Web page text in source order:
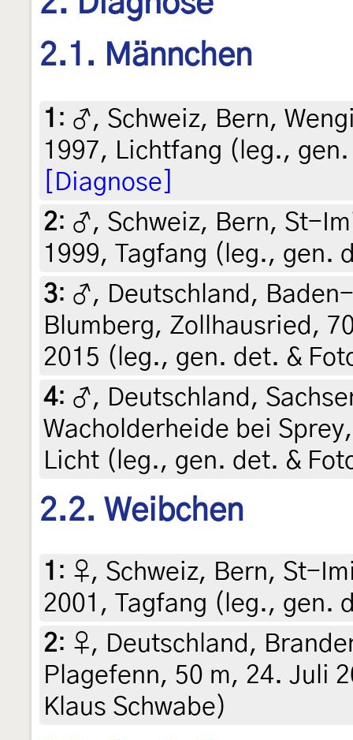
2.1. Männchen
1 : ♂, Schweiz, Bern,
1997, Lichtfang (leg.,
[Diagnose]
2: ♂, Schweiz, Bern, St-
1999, Tagfang (leg., gen.
3: ♂, Deutschland,
Blumberg, Zollhausried,
2015 (leg., gen. det. &
4: ♂, Deutschland,
Wacholderheide bei
Licht (leg., gen. det. &
2.2. Weibchen
1 : ♀, Schweiz, Bern, St-
2001, Tagfang (leg., gen.
2: ♀, Deutschland,
Plagefenn, 50 m, 24. Juli
Klaus Schwabe)